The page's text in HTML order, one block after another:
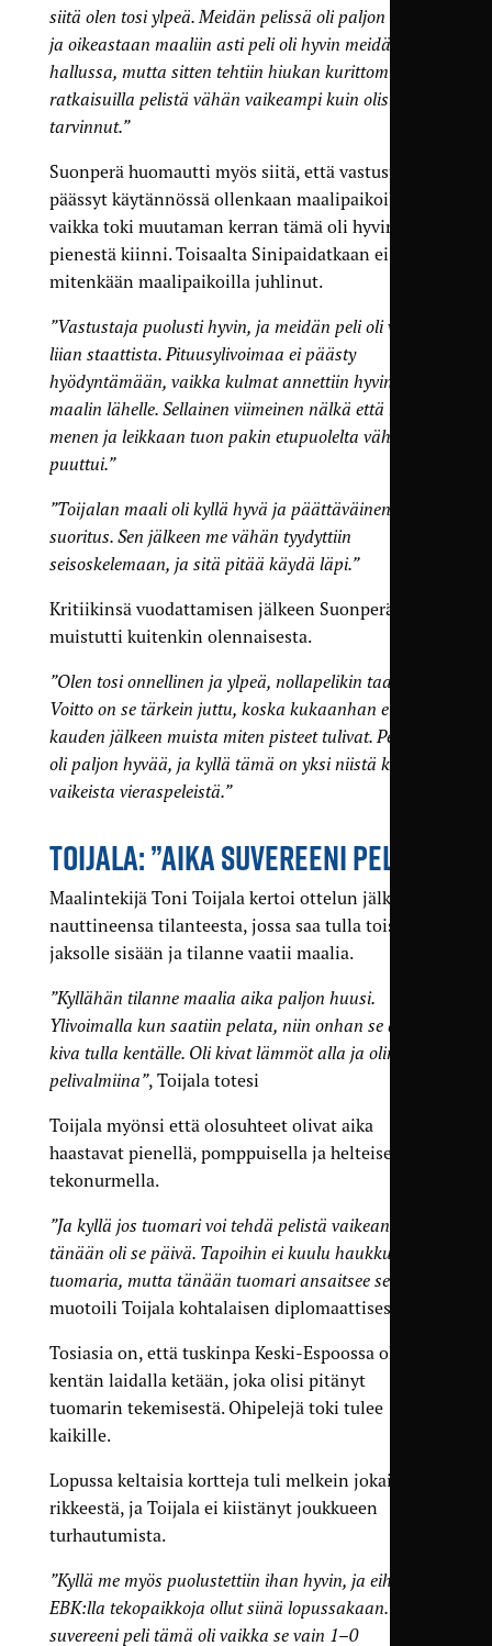
siitä olen tosi ylpeä. Meidän pelissä oli paljon hyvää,
ja oikeastaan maaliin asti peli oli hyvin meidän
hallussa, mutta sitten tehtiin hiukan kurittomilla
ratkaisuilla pelistä vähän vaikeampi kuin olisi
tarvinnut.”
Suonperä huomautti myös siitä, että vastustaja ei
päässyt käytännössä ollenkaan maalipaikoille,
vaikka toki muutaman kerran tämä oli hyvin
pienestä kiinni. Toisaalta Sinipaidatkaan ei
mitenkään maalipaikoilla juhlinut.
”Vastustaja puolusti hyvin, ja meidän peli oli vähän
liian staattista. Pituusylivoimaa ei päästy
hyödyntämään, vaikka kulmat annettiin hyvin
maalin lähelle. Sellainen viimeinen nälkä että minä
menen ja leikkaan tuon pakin etupuolelta vähän
puuttui.”
”Toijalan maali oli kyllä hyvä ja päättäväinen
suoritus. Sen jälkeen me vähän tyydyttiin
seisoskelemaan, ja sitä pitää käydä läpi.”
Kritiikinsä vuodattamisen jälkeen Suonperä
muistutti kuitenkin olennaisesta.
”Olen tosi onnellinen ja ylpeä, nollapelikin taas.
Voitto on se tärkein juttu, koska kukaanhan ei
kauden jälkeen muista miten pisteet tulivat. Pelissä
oli paljon hyvää, ja kyllä tämä on yksi niistä kauden
vaikeista vieraspeleistä.”
TOIJALA: ”AIKA SUVEREENI PELI”
Maalintekijä Toni Toijala kertoi ottelun jälkeen
nauttineensa tilanteesta, jossa saa tulla toiselle
jaksolle sisään ja tilanne vaatii maalia.
”Kyllähän tilanne maalia aika paljon huusi.
Ylivoimalla kun saatiin pelata, niin onhan se aika
kiva tulla kentälle. Oli kivat lämmöt alla ja olin
pelivalmiina”, Toijala totesi
Toijala myönsi että olosuhteet olivat aika
haastavat pienellä, pomppuisella ja helteisellä
tekonurmella.
”Ja kyllä jos tuomari voi tehdä pelistä vaikean niin
tänään oli se päivä. Tapoihin ei kuulu haukkua
tuomaria, mutta tänään tuomari ansaitsee sen”
muotoili Toijala kohtalaisen diplomaattisesti.
Tosiasia on, että tuskinpa Keski-Espoossa oli
kentän laidalla ketään, joka olisi pitänyt
tuomarin tekemisestä. Ohipelejä toki tulee
kaikille.
Lopussa keltaisia kortteja tuli melkein jokaisesta
rikkeestä, ja Toijala ei kiistänyt joukkueen
turhautumista.
”Kyllä me myös puolustettiin ihan hyvin, ja eihän
EBK:lla tekopaikkoja ollut siinä lopussakaan. Aika
suvereeni peli tämä oli vaikka se vain 1–0